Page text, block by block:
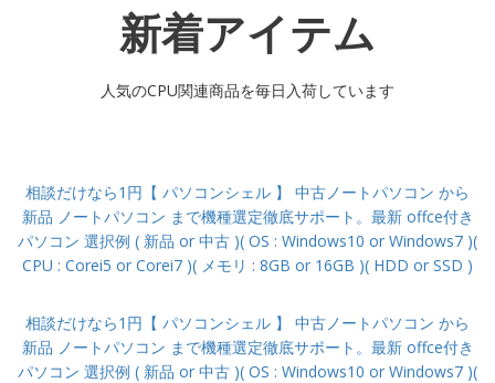
新着アイテム
人気のCPU関連商品を毎日入荷しています
相談だけなら1円【 パソコンシェル 】 中古ノートパソコン から
新品 ノートパソコン まで機種選定徹底サポート。最新 offce付き
パソコン 選択例 ( 新品 or 中古 )( OS : Windows10 or Windows7 )(
CPU : Corei5 or Corei7 )( メモリ : 8GB or 16GB )( HDD or SSD )
相談だけなら1円【 パソコンシェル 】 中古ノートパソコン から
新品 ノートパソコン まで機種選定徹底サポート。最新 offce付き
パソコン 選択例 ( 新品 or 中古 )( OS : Windows10 or Windows7 )(